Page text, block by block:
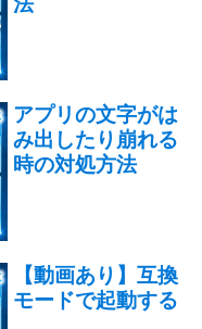
アプリの文字がは
み出したり崩れる
時の対処方法
【動画あり】互換
モードで起動する